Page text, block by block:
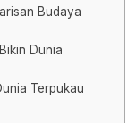
Budaya
Dunia
Terpukau